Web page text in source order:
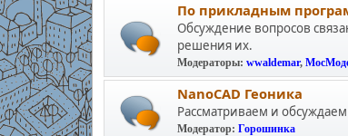
По прикладным
Обсуждение вопросов
решения их.
Модераторы: wwaldemar,
NanoCAD Геоника
Рассматриваем и
Модератор: Горошинка